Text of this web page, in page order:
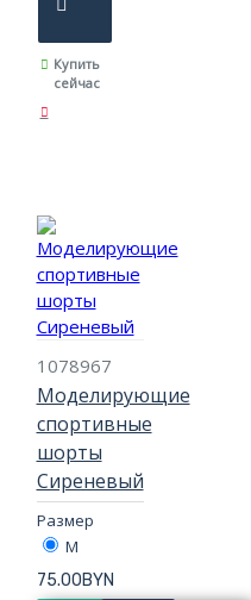
Купить
сейчас
1078967
Моделирующие
спортивные
шорты
Сиреневый
Размер
M
75.00BYN